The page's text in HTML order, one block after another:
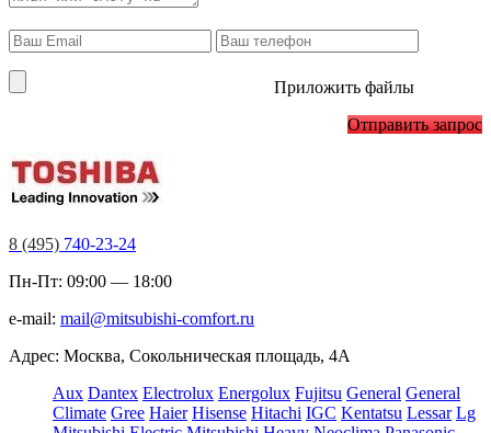
Приложить файлы
Отправить запрос
8 (495) 740-23-24
Пн-Пт: 09:00 — 18:00
e-mail: mail@mitsubishi-comfort.ru
Адрес: Москва, Сокольническая площадь, 4А
Aux Dantex Electrolux Energolux Fujitsu General General
Climate Gree Haier Hisense Hitachi IGC Kentatsu Lessar Lg